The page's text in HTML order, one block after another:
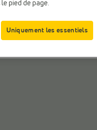
pied de page.
Uniquement les essentiels